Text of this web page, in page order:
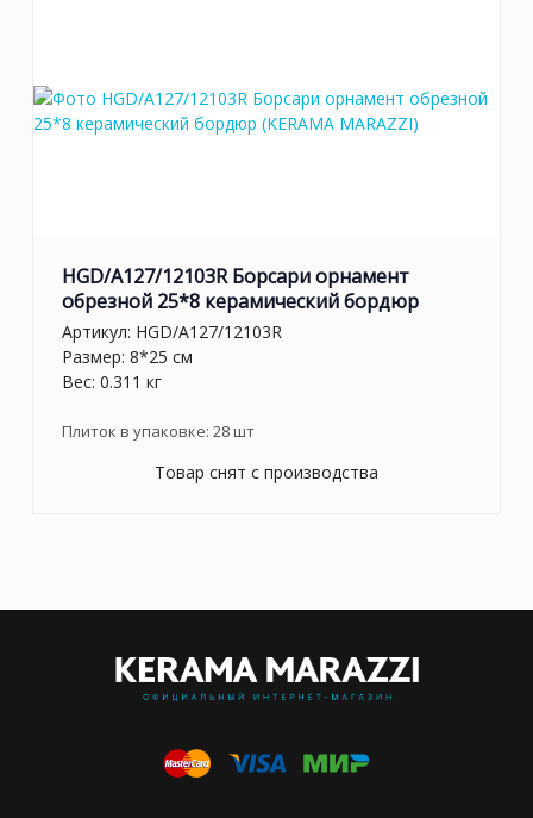
HGD/A127/12103R Борсари орнамент
обрезной 25*8 керамический бордюр
Артикул: HGD/A127/12103R
Размер: 8*25 см
Вес: 0.311 кг
Плиток в упаковке: 28шт
Товар снят с производства